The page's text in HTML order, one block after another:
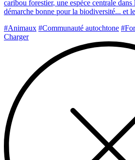
caribou forestier, une espèce centrale dans l
démarche bonne pour la biodiversité... et le
#Animaux #Communauté autochtone
Charger